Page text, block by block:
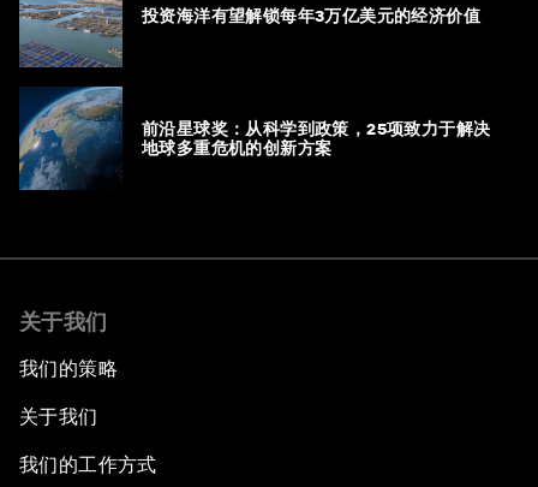
投资海洋有望解锁每年3万亿美元的经济价值
前沿星球奖：从科学到政策，25项致力于解决
地球多重危机的创新方案
关于我们
我们的策略
关于我们
我们的工作方式